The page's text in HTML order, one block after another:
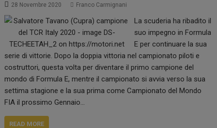
28 Novembre 2020 Franco Carmignani
La scuderia ha ribadito il
suo impegno in Formula
E per continuare la sua
serie di vittorie. Dopo la doppia vittoria nel campionato piloti e
costruttori, questa volta per diventare il primo campione del
mondo di Formula E, mentre il campionato si avvia verso la sua
settima stagione e la sua prima come Campionato del Mondo
FIA il prossimo Gennaio…
READ MORE